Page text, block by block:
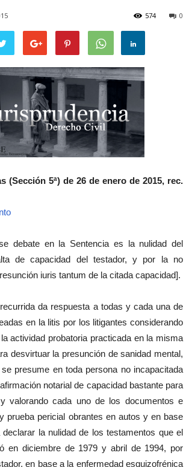
0
574
(Sección 5ª) de 26 de enero de 2015, rec.
debate en la Sentencia es la nulidad del
de capacidad del testador, y por la no
iuris tantum de la citada capacidad].
da respuesta a todas y cada una de
en la litis por los litigantes considerando
actividad probatoria practicada en la misma
desvirtuar la presunción de sanidad mental,
presume en toda persona no incapacitada
notarial de capacidad bastante para
valorando cada uno de los documentos e
prueba pericial obrantes en autos y en base
la nulidad de los testamentos que el
en diciembre de 1979 y abril de 1994, por
en base a la enfermedad esquizofrénica